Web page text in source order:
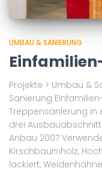
UMBAU & SANIERUNG
Projekte > Umbau &
Sanierung
Treppensanierung in
drei
Anbau 2007
Kirschbaumholz,
lackiert,